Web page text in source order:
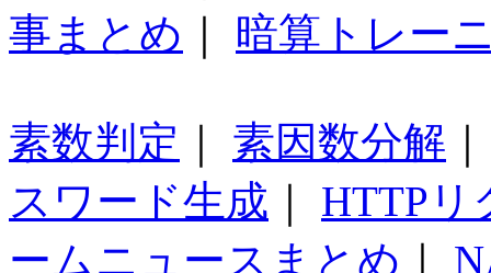
事まとめ
暗算トレー
素数判定 素因数分解
スワード生成
HTTPリ
ームニュースまとめ